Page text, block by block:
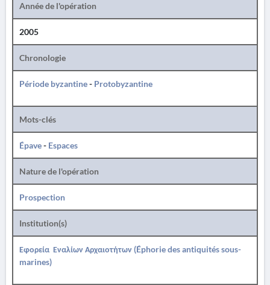
Année de l'opération
2005
Chronologie
Période byzantine- Protobyzantine
Mots-clés
Épave- Espaces
Nature de l'opération
Prospection
Institution(s)
Εφορεία Εναλίων Αρχαιοτήτων (Éphorie des antiquités sous-
marines)